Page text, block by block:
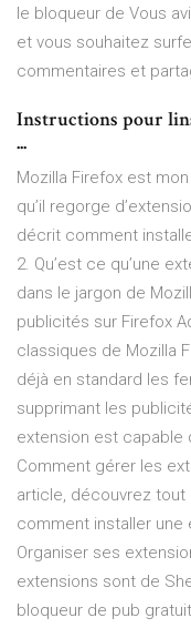
le bloqueur de Vous
et vous souhaitez
commentaires et
Instructions pour
...
Mozilla Firefox est
qu’il regorge
décrit comment
2. Qu’est ce qu’une
dans le jargon de
publicités sur Firefox
classiques de Mozilla
déjà en standard les
supprimant les
extension est capable
Comment gérer les
article, découvrez tout
comment installer une
Organiser ses
extensions sont de
bloqueur de pub